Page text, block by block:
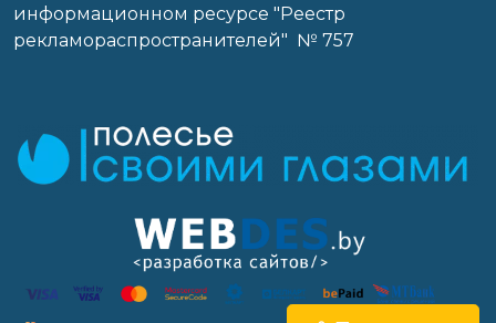
информационном ресурсе "Реестр
рекламораспространителей" № 757